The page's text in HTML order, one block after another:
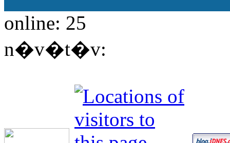
online: 25
n�v�t�v: